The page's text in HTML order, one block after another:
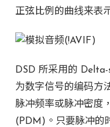
正弦比例的曲线来表
DSD 所采用的
为数字信号的编码方
脉冲频率或脉冲密度
(PDM)。只要脉冲的